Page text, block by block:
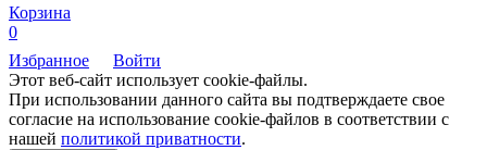
Корзина
0
Избранное
Войти
Этот веб-сайт использует cookie-файлы.
При использовании данного сайта вы подтверждаете свое
согласие на использование cookie-файлов в соответствии с
нашей политикой приватности.